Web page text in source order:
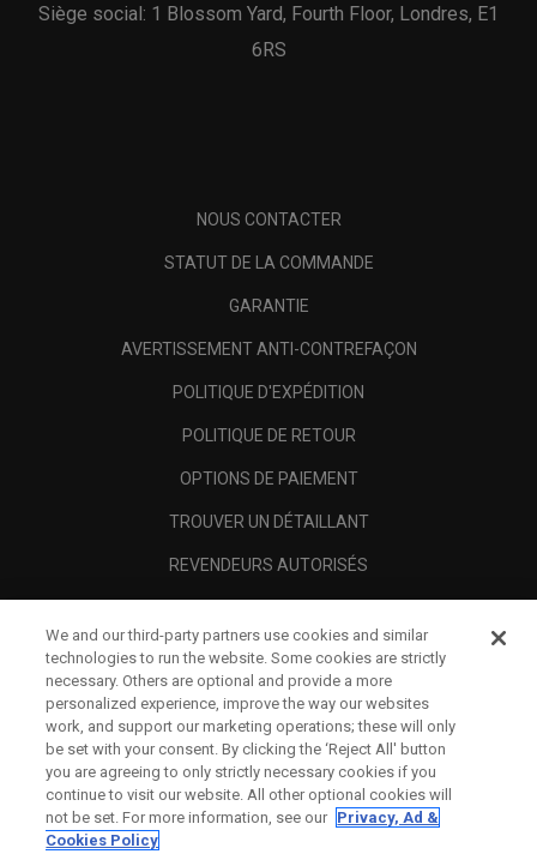
Siège social: 1 Blossom Yard, Fourth Floor, Londres, E1
6RS
NOUS CONTACTER
STATUT DE LA COMMANDE
GARANTIE
AVERTISSEMENT ANTI-CONTREFAÇON
POLITIQUE D'EXPÉDITION
POLITIQUE DE RETOUR
OPTIONS DE PAIEMENT
TROUVER UN DÉTAILLANT
REVENDEURS AUTORISÉS
A PROPOS
MENTIONS LÉGALES
We and our third-party partners use cookies and similar
technologies to run the website. Some cookies are strictly
necessary. Others are optional and provide a more
personalized experience, improve the way our websites
work, and support our marketing operations; these will only
be set with your consent. By clicking the ‘Reject All' button
you are agreeing to only strictly necessary cookies if you
continue to visit our website. All other optional cookies will
not be set. For more information, see our Privacy, Ad &
Cookies Policy